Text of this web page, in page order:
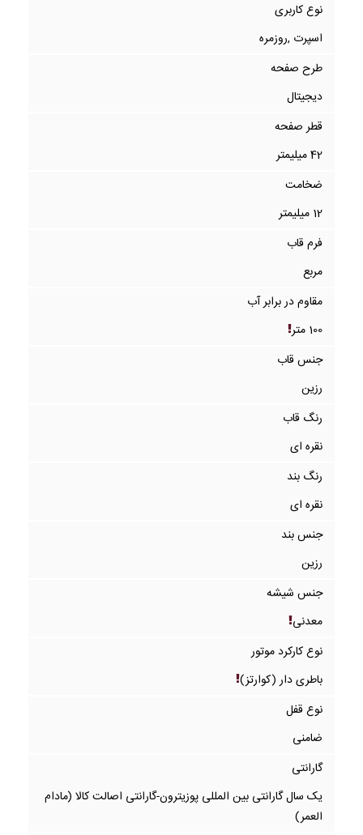
نوع کاربری
اسپرت ,روزمره
طرح صفحه
دیجیتال
قطر صفحه
42 میلیمتر
ضخامت
12 میلیمتر
فرم قاب
مربع
مقاوم در برابر آب
100 متر
جنس قاب
رزین
رنگ قاب
نقره ای
رنگ بند
نقره ای
جنس بند
رزین
جنس شیشه
معدنی
نوع کارکرد موتور
باطری دار (کوارتز)
نوع قفل
ضامنی
گارانتی
یک سال گارانتی بین المللی پوزیترون-گارانتی اصالت کالا (مادام
العمر)